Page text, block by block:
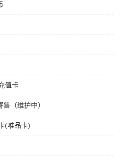
值卡
（维护中）
(唯品卡)